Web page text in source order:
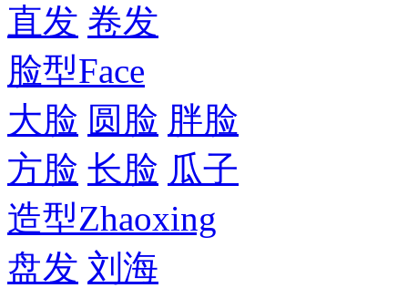
直发 卷发
脸型Face
大脸 圆脸 胖脸
方脸 长脸 瓜子
造型Zhaoxing
盘发 刘海